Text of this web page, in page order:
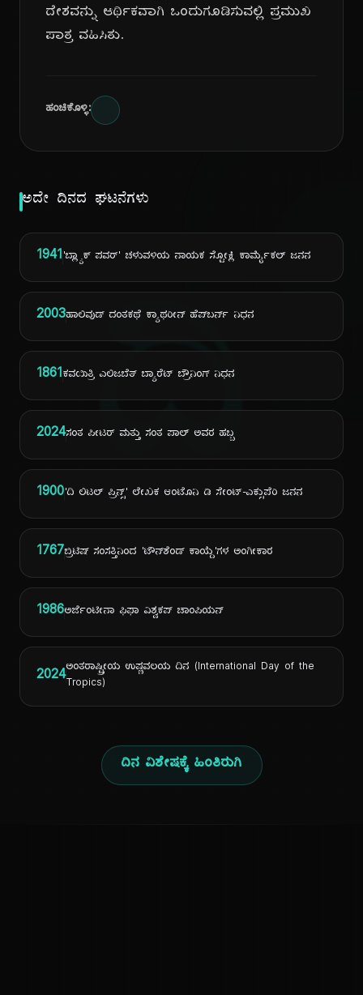
ದಿ
ದೇಶವನ್ನು ಆರ್ಥಿಕವಾಗಿ ಒಂದುಗೂಡಿಸುವಲ್ಲಿ ಪ್ರಮುಖ
ಪಾತ್ರ ವಹಿಸಿತು.
ಹಂಚಿಕೊಳ್ಳಿ:
ಅದೇ ದಿನದ ಘಟನೆಗಳು
1941'ಬ್ಲ್ಯಾಕ್ ಪವರ್' ಚಳುವಳಿಯ ನಾಯಕ ಸ್ಟೋಕ್ಲಿ ಕಾರ್ಮೈಕಲ್ ಜನನ
2003ಹಾಲಿವುಡ್ ದಂತಕಥೆ ಕ್ಯಾಥರೀನ್ ಹೆಪ್‌ಬರ್ನ್ ನಿಧನ
1861ಕವಯಿತ್ರಿ ಎಲಿಜಬೆತ್ ಬ್ಯಾರೆಟ್ ಬ್ರೌನಿಂಗ್ ನಿಧನ
2024ಸಂತ ಪೀಟರ್ ಮತ್ತು ಸಂತ ಪಾಲ್ ಅವರ ಹಬ್ಬ
1900'ದಿ ಲಿಟಲ್ ಪ್ರಿನ್ಸ್' ಲೇಖಕ ಆಂಟೊನಿ ಡಿ ಸೇಂಟ್-ಎಕ್ಸುಪೆರಿ ಜನನ
1767ಬ್ರಿಟಿಷ್ ಸಂಸತ್ತಿನಿಂದ 'ಟೌನ್‌ಶೆಂಡ್ ಕಾಯ್ದೆ'ಗಳ ಅಂಗೀಕಾರ
1986ಅರ್ಜೆಂಟೀನಾ ಫಿಫಾ ವಿಶ್ವಕಪ್ ಚಾಂಪಿಯನ್
2024ಅಂತರಾಷ್ಟ್ರೀಯ ಉಷ್ಣವಲಯ ದಿನ (International Day of the
Tropics)
ದಿನ ವಿಶೇಷಕ್ಕೆ ಹಿಂತಿರುಗಿ